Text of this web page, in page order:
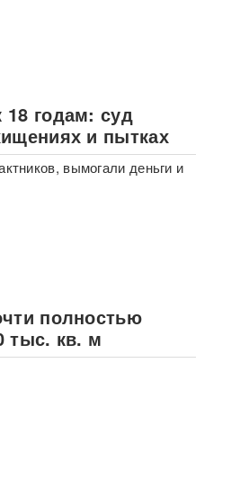
годам: суд
и пытках
вымогали деньги и
полностью
тыс. кв. м